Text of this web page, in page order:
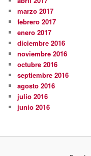
marzo 2017
febrero 2017
enero 2017
diciembre 2016
noviembre 2016
octubre 2016
septiembre 2016
agosto 2016
julio 2016
junio 2016